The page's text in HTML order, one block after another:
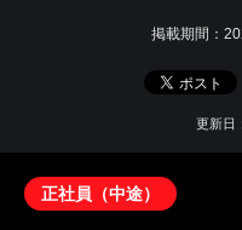
掲載期間：
更新日
正社員（中途）